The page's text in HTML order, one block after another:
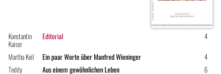
Konstantin
Kaiser
Editorial
4
Martha Keil
Ein paar Worte über Manfred Wieninger
4
Teddy
Aus einem gewöhnlichen Leben
6